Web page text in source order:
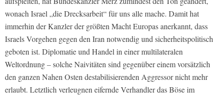
wonach Israel „die Drecksarbeit“ für uns alle mache. Damit hat
immerhin der Kanzler der größten Macht Europas anerkannt, dass
Israels Vorgehen gegen den Iran notwendig und sicherheitspolitisch
geboten ist. Diplomatie und Handel in einer multilateralen
Weltordnung – solche Naivitäten sind gegenüber einem vorsätzlich
den ganzen Nahen Osten destabilisierenden Aggressor nicht mehr
erlaubt. Letztlich verleugnen eifernde Verhandler das Böse im